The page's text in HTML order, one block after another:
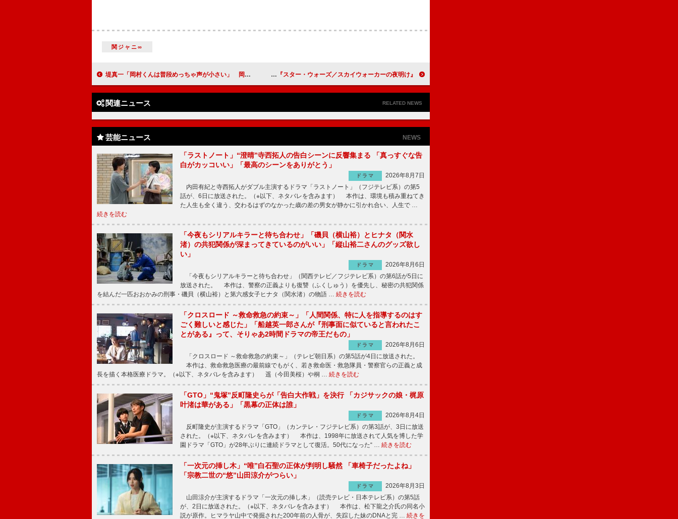
関ジャニ∞
堤真一「岡村くんは普段めっちゃ声が小さい」 岡村隆史、堤の物忘れを心配！？ 『スター・ウォーズ／スカイウォーカーの夜明け』来日記者会見 「あと数日で、世界中に秘密にしていたことから解放される」
関連ニュース RELATED NEWS
芸能ニュース NEWS
「ラストノート」“澄晴”寺西拓人の告白シーンに反響集まる 「真っすぐな告
白がカッコいい」「最高のシーンをありがとう」
ドラマ
2026年8月7日
内田有紀と寺西拓人がダブル主演するドラマ「ラストノート」（フジテレビ系）の第5
話が、6日に放送された。（※以下、ネタバレを含みます） 本作は、環境も積み重ねてき
た人生も全く違う、交わるはずのなかった歳の差の男女が静かに引かれ合い、人生で …
続きを読む
「今夜もシリアルキラーと待ち合わせ」「磯貝（横山裕）とヒナタ（関水
渚）の共犯関係が深まってきているのがいい」「縦山裕二さんのグッズ欲し
い」
ドラマ
2026年8月6日
「今夜もシリアルキラーと待ち合わせ」（関西テレビ／フジテレビ系）の第6話が5日に
放送された。 本作は、警察の正義よりも復讐（ふくしゅう）を優先し、秘密の共犯関係
を結んだ一匹おおかみの刑事・磯貝（横山裕）と第六感女子ヒナタ（関水渚）の物語 … 続きを読む
「クロスロード ～救命救急の約束～」「人間関係、特に人を指導するのはす
ごく難しいと感じた」「船越英一郎さんが『刑事面に似ていると言われたこ
とがある』って、そりゃあ2時間ドラマの帝王だもの」
ドラマ
2026年8月6日
「クロスロード ～救命救急の約束～」（テレビ朝日系）の第5話が4日に放送された。
本作は、救命救急医療の最前線でもがく、若き救命医・救急隊員・警察官らの正義と成
長を描く本格医療ドラマ。（※以下、ネタバレを含みます） 遥（今田美桜）や桐 … 続きを読む
「GTO」“鬼塚”反町隆史らが「告白大作戦」を決行 「カジサックの娘・梶原
叶渚は華がある」「黒幕の正体は誰」
ドラマ
2026年8月4日
反町隆史が主演するドラマ「GTO」（カンテレ・フジテレビ系）の第3話が、3日に放送
された。（※以下、ネタバレを含みます） 本作は、1998年に放送されて人気を博した学
園ドラマ「GTO」が28年ぶりに連続ドラマとして復活。50代になった“ … 続きを読む
「一次元の挿し木」“唯”白石聖の正体が判明し騒然 「車椅子だったよね」
「宗教二世の“悠”山田涼介がつらい」
ドラマ
2026年8月3日
山田涼介が主演するドラマ「一次元の挿し木」（読売テレビ・日本テレビ系）の第5話
が、2日に放送された。（※以下、ネタバレを含みます） 本作は、松下龍之介氏の同名小
説が原作。ヒマラヤ山中で発掘された200年前の人骨が、失踪した妹のDNAと完 … 続きを